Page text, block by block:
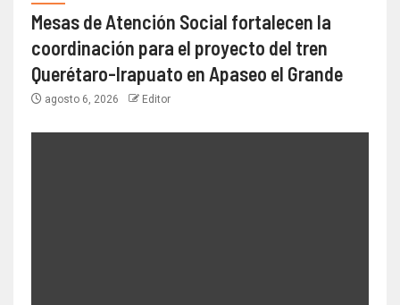
Mesas de Atención Social fortalecen la
coordinación para el proyecto del tren
Querétaro-Irapuato en Apaseo el Grande
agosto 6, 2026 Editor